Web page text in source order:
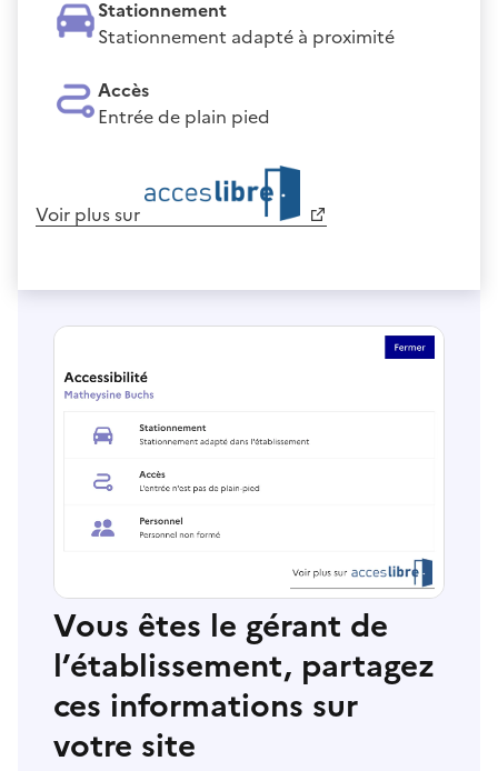
Stationnement
Stationnement adapté à proximité
Accès
Entrée de plain pied
Voir plus sur
Vous êtes le gérant de
l’établissement, partagez
ces informations sur
votre site